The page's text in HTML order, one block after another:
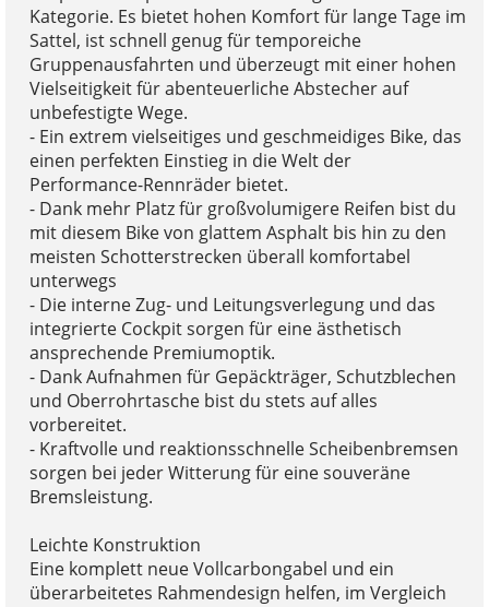
Kategorie. Es bietet hohen Komfort für lange Tage im
Sattel, ist schnell genug für temporeiche
Gruppenausfahrten und überzeugt mit einer hohen
Vielseitigkeit für abenteuerliche Abstecher auf
unbefestigte Wege.
- Ein extrem vielseitiges und geschmeidiges Bike, das
einen perfekten Einstieg in die Welt der
Performance-Rennräder bietet.
- Dank mehr Platz für großvolumigere Reifen bist du
mit diesem Bike von glattem Asphalt bis hin zu den
meisten Schotterstrecken überall komfortabel
unterwegs
- Die interne Zug- und Leitungsverlegung und das
integrierte Cockpit sorgen für eine ästhetisch
ansprechende Premiumoptik.
- Dank Aufnahmen für Gepäckträger, Schutzblechen
und Oberrohrtasche bist du stets auf alles
vorbereitet.
- Kraftvolle und reaktionsschnelle Scheibenbremsen
sorgen bei jeder Witterung für eine souveräne
Bremsleistung.
Leichte Konstruktion
Eine komplett neue Vollcarbongabel und ein
überarbeitetes Rahmendesign helfen, im Vergleich